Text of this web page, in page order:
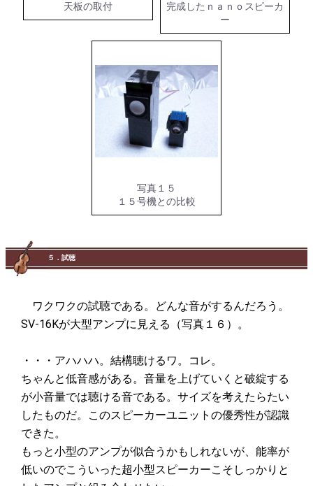
天板の取付
完成したｎａｎｏスピーカ
ー
写真１５
１５号機との比較
５．試聴
ワクワクの試聴である。どんな音がするんだろう。
SV-16Kが大型アンプに見える（写真１６）。
・・・アハハハ。結構聴けるワ。コレ。
ちゃんと低音感がある。音量を上げていくと破綻する
が小音量では聴ける音である。サイズを考えたらたい
したものだ。このスピーカーユニットの優秀性が認識
できた。
もっと小型のアンプが似合うかもしれないが、能率が
低いのでこういった超小型スピーカーこそしっかりと